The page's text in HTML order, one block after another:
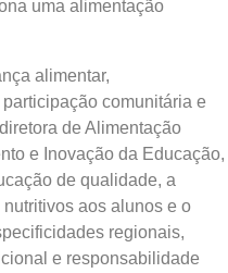
uma alimentação
alimentar,
comunitária e
de Alimentação
e Inovação da Educação,
de qualidade, a
aos alunos e o
regionais,
e responsabilidade